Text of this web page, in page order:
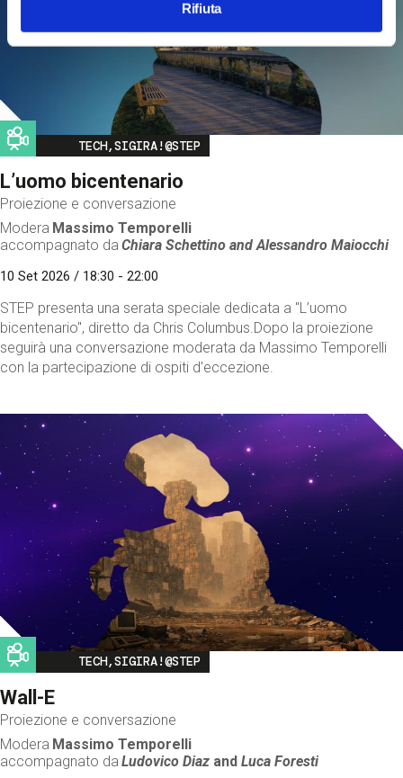
Rifiuta
Image
TECH,SIGIRA!@STEP
L’uomo bicentenario
Proiezione e conversazione
Modera Massimo Temporelli
accompagnato da Chiara Schettino andAlessandro Maiocchi
10 Set 2026 / 18:30 - 22:00
STEP presenta una serata speciale dedicata a "L’uomo
bicentenario", diretto da Chris Columbus.Dopo la proiezione
seguirà una conversazione moderata da Massimo Temporelli
con la partecipazione di ospiti d'eccezione.
Image
TECH,SIGIRA!@STEP
Wall-E
Proiezione e conversazione
Modera Massimo Temporelli
accompagnato da Ludovico Diaz andLuca Foresti